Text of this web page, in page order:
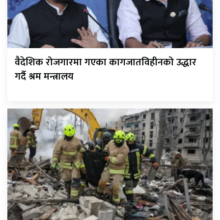
वैदेशिक रोजगारमा गएका कागजातविहीनको उद्धार
गर्दै श्रम मन्त्रालय